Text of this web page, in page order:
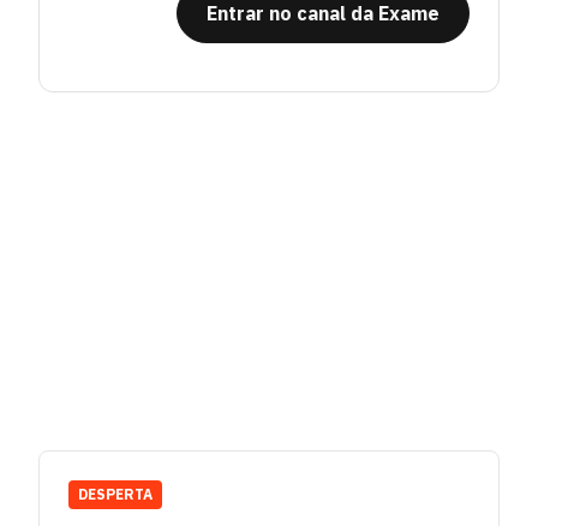
Entrar no canal da Exame
DESPERTA